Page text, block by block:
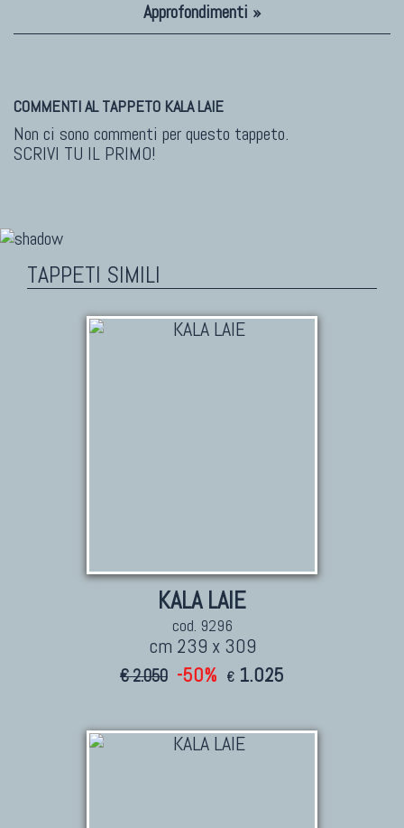
Approfondimenti »
COMMENTI AL TAPPETO KALA LAIE
Non ci sono commenti per questo tappeto.
SCRIVI TU IL PRIMO!
TAPPETI SIMILI
KALA LAIE
cod. 9296
cm 239 x 309
€ 2.050 -50% € 1.025